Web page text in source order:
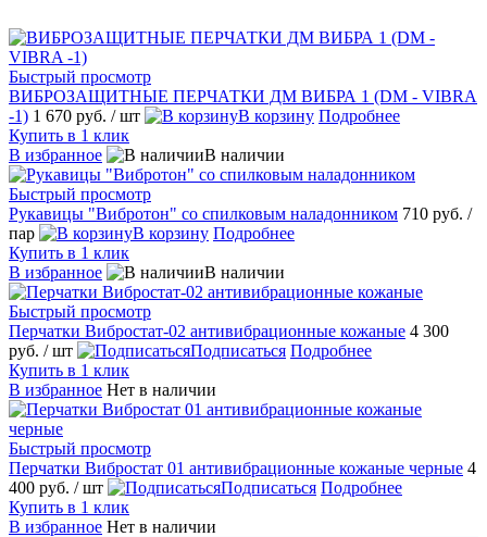
Быстрый просмотр
ВИБРОЗАЩИТНЫЕ ПЕРЧАТКИ ДМ ВИБРА 1 (DM - VIBRA
-1) 1 670 руб. / шт В корзину Подробнее
Купить в 1 клик
В избранное
В наличии
Быстрый просмотр
Рукавицы "Вибротон" со спилковым наладонником 710 руб. /
пар
В корзину Подробнее
Купить в 1 клик
В избранное
В наличии
Быстрый просмотр
Перчатки Вибростат-02 антивибрационные кожаные 4 300
руб. / шт Подписаться Подробнее
Купить в 1 клик
В избранное Нет в наличии
Быстрый просмотр
Перчатки Вибростат 01 антивибрационные кожаные черные 4
400 руб. / шт Подписаться Подробнее
Купить в 1 клик
В избранное Нет в наличии